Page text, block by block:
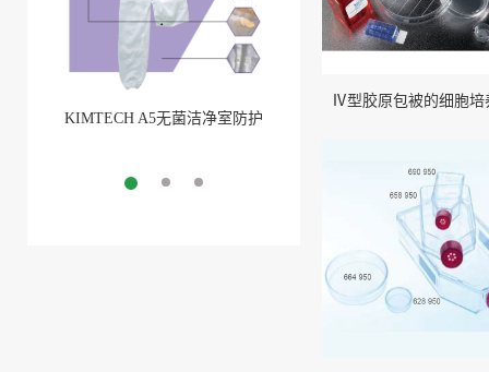
KIMTECH A5无菌洁净室防护
Ⅳ型胶原包被的细胞培